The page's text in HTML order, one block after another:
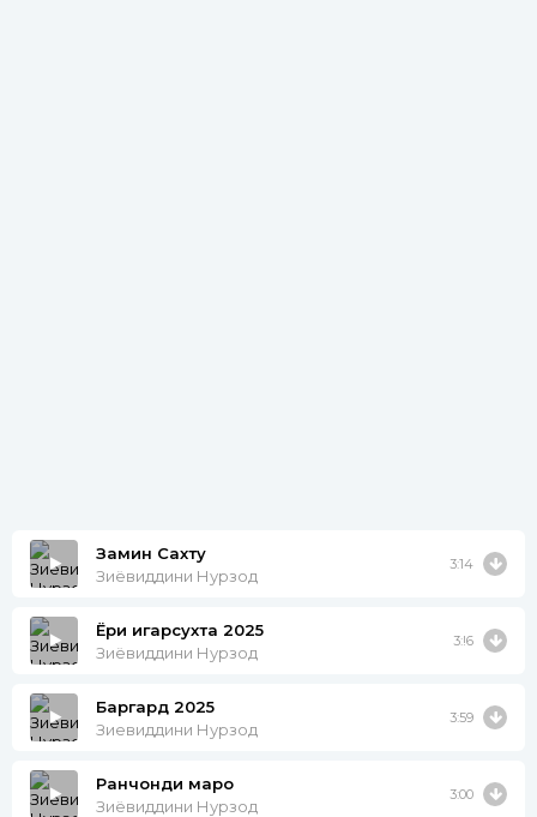
Замин Сахту
Зиёвиддини Нурзод
3:14
Ёри ҷигарсухта 2025
Зиёвиддини Нурзод
3:!6
Баргард 2025
Зиевиддини Нурзод
3:59
Ранчонди маро
Зиёвиддини Нурзод
3:00